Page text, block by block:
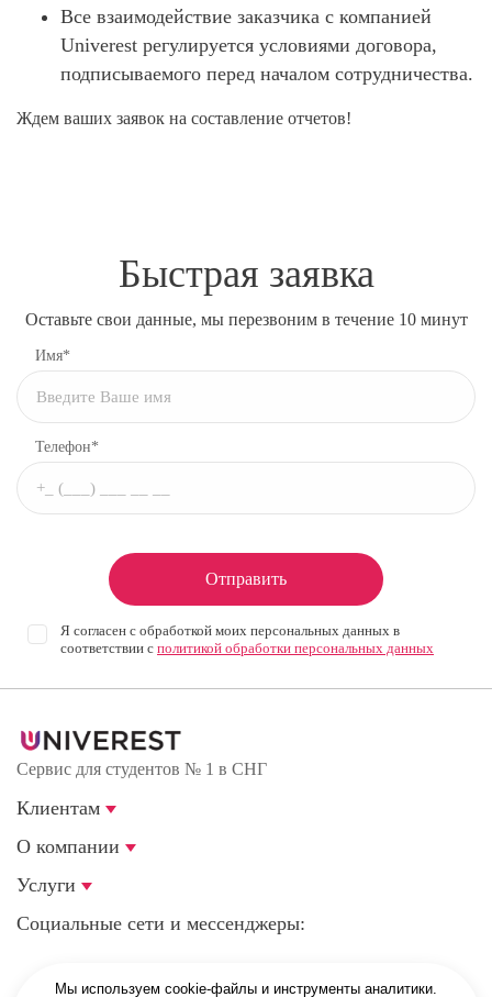
Все взаимодействие заказчика с компанией
Univerest регулируется условиями договора,
подписываемого перед началом сотрудничества.
Ждем ваших заявок на составление отчетов!
Быстрая заявка
Оставьте свои данные, мы перезвоним в течение 10 минут
Имя*
Телефон*
Отправить
Я согласен с обработкой моих персональных данных в
соответствии с политикой обработки персональных данных
Сервис для студентов № 1 в СНГ
Клиентам
О компании
Услуги
Социальные сети и мессенджеры:
Мы используем cookie-файлы и инструменты аналитики.